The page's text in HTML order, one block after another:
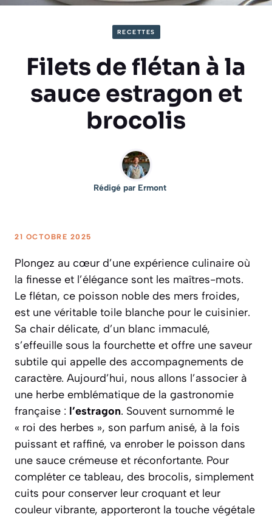
RECETTES
Filets de flétan à la
sauce estragon et
brocolis
Rédigé par Ermont
21 OCTOBRE 2025
Plongez au cœur d’une expérience culinaire où
la finesse et l’élégance sont les maîtres-mots.
Le flétan, ce poisson noble des mers froides,
est une véritable toile blanche pour le cuisinier.
Sa chair délicate, d’un blanc immaculé,
s’effeuille sous la fourchette et offre une saveur
subtile qui appelle des accompagnements de
caractère. Aujourd’hui, nous allons l’associer à
une herbe emblématique de la gastronomie
française : l’estragon. Souvent surnommé le
« roi des herbes », son parfum anisé, à la fois
puissant et raffiné, va enrober le poisson dans
une sauce crémeuse et réconfortante. Pour
compléter ce tableau, des brocolis, simplement
cuits pour conserver leur croquant et leur
couleur vibrante, apporteront la touche végétale